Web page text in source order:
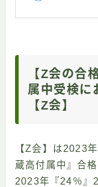
【Z会の合
属中受検に
【Z会】
【Z会】は2023
蔵高付属中』合
2023年『24％』